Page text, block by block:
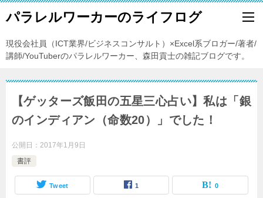
パラレルワーカーのライフログ
現役会社員（ICT業界/ビジネスコンサルト）×Excel系ブロガー/著者/
講師/YouTuberのパラレルワーカー、森田貢士の雑記ブログです。
【ゲッターズ飯田の五星三心占い】私は「銀
のインディアン（命数20）」でした！
公開日： 2017年1月9日
書評
Tweet 1 0